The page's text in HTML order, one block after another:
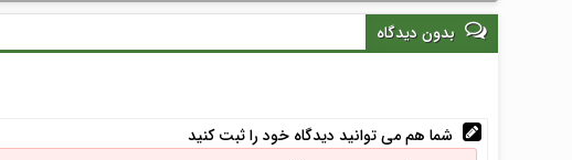
بدون دیدگاه
شما هم می توانید دیدگاه خود را ثبت کنید